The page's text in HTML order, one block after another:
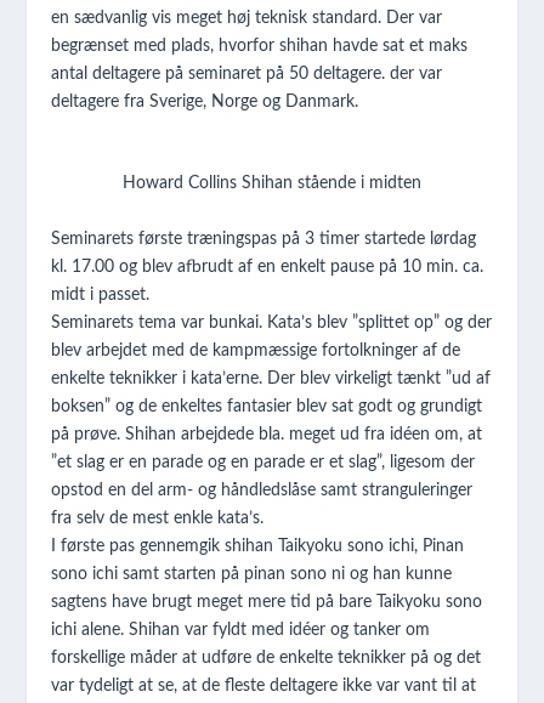
en sædvanlig vis meget høj teknisk standard. Der var
begrænset med plads, hvorfor shihan havde sat et maks
antal deltagere på seminaret på 50 deltagere. der var
deltagere fra Sverige, Norge og Danmark.
Howard Collins Shihan stående i midten
Seminarets første træningspas på 3 timer startede lørdag
kl. 17.00 og blev afbrudt af en enkelt pause på 10 min. ca.
midt i passet.
Seminarets tema var bunkai. Kata’s blev ”splittet op” og der
blev arbejdet med de kampmæssige fortolkninger af de
enkelte teknikker i kata’erne. Der blev virkeligt tænkt ”ud af
boksen” og de enkeltes fantasier blev sat godt og grundigt
på prøve. Shihan arbejdede bla. meget ud fra idéen om, at
”et slag er en parade og en parade er et slag”, ligesom der
opstod en del arm- og håndledslåse samt stranguleringer
fra selv de mest enkle kata’s.
I første pas gennemgik shihan Taikyoku sono ichi, Pinan
sono ichi samt starten på pinan sono ni og han kunne
sagtens have brugt meget mere tid på bare Taikyoku sono
ichi alene. Shihan var fyldt med idéer og tanker om
forskellige måder at udføre de enkelte teknikker på og det
var tydeligt at se, at de fleste deltagere ikke var vant til at